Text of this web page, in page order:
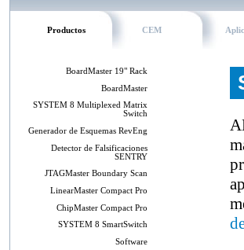
Productos CEM
BoardMaster 19" Rack
BoardMaster
SYSTEM 8 Multiplexed Matrix
Switch
Generador de Esquemas RevEng
Detector de Falsificaciones
SENTRY
JTAGMaster Boundary Scan
LinearMaster Compact Pro
ChipMaster Compact Pro
SYSTEM 8 SmartSwitch
Software